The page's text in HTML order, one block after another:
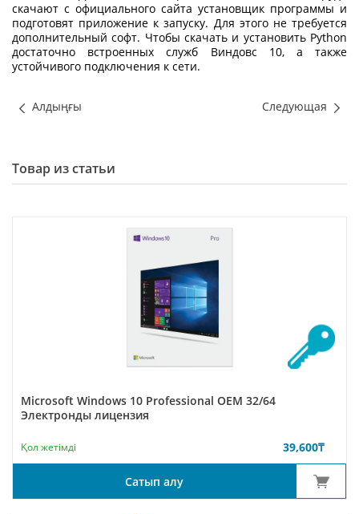
скачают с официального сайта установщик программы и
подготовят приложение к запуску. Для этого не требуется
дополнительный софт. Чтобы скачать и установить Python
достаточно встроенных служб Виндовс 10, а также
устойчивого подключения к сети.
Алдыңғы Следующая
Товар из статьи
Microsoft Windows 10 Professional OEM 32/64
Электронды лицензия
Қол жетімді 39,600₸
Сатып алу